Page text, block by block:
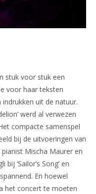
stuk voor stuk een
voor haar teksten
uit de natuur.
werd al verwezen
compacte samenspel
bij de uitvoeringen van
pianist Mischa Maurer en
‘Sailor’s Song’ en
En hoewel
het concert te moeten